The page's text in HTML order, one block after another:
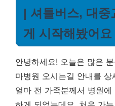
| 셔틀버스, 대중
게 시작해봤어요
안녕하세요! 오늘은 많은
마병원 오시는길 안내를
얼마 전 가족분께서 병원